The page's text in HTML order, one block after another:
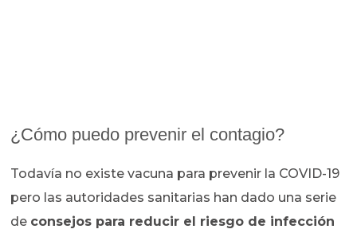
¿Cómo puedo prevenir el contagio?
Todavía no existe vacuna para prevenir la COVID-19
pero las autoridades sanitarias han dado una serie
de consejos para reducir el riesgo de infección